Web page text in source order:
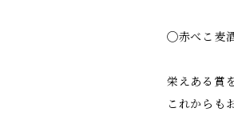
◯赤べこ麦
栄えある賞
これからも